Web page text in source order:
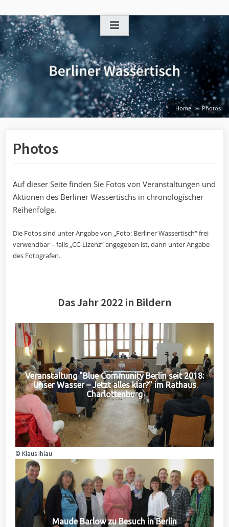
to
content
Home Photos
Photos
Auf dieser Seite finden Sie Fotos von Veranstaltungen und
Aktionen des Berliner Wassertischs in chronologischer
Reihenfolge.
Die Fotos sind unter Angabe von „Foto: Berliner Wassertisch“ frei
verwendbar – falls „CC-Lizenz“ angegeben ist, dann unter Angabe
des Fotografen.
Das Jahr 2022 in Bildern
Veranstaltung "Blue Community Berlin seit 2018:
Unser Wasser – Jetzt alles klar?" im Rathaus
Charlottenburg
© Klaus Ihlau
Maude Barlow zu Besuch in Berlin